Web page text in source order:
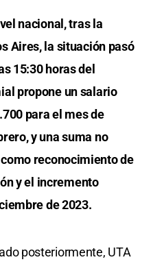
nacional, tras la
Aires, la situación pasó
15:30 horas del
propone un salario
para el mes de
y una suma no
reconocimiento de
y el incremento
de 2023.
posteriormente, UTA